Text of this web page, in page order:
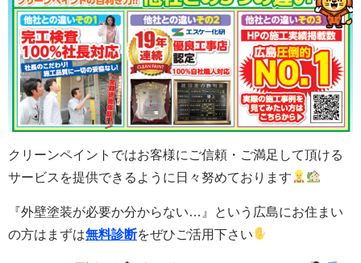
クリーンペイントではお客様にご信頼・ご満足して頂ける
サービスを提供できるように日々努めております
『外壁塗装が必要か分からない…』という広島にお住まい
の方はまずは無料診断をぜひご活用下さい